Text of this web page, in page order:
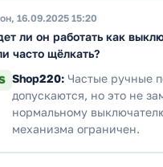
16.09.2025 15:20
ли он работать как
часто щёлкать?
Shop220: Частые ручные
допускаются, но это не
нормальному
механизма ограничен.